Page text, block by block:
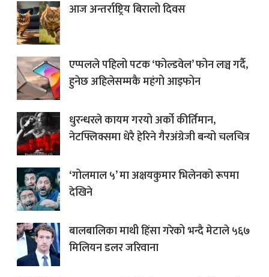
आज अन्तर्राष्ट्रिय बिरालो दिवस
एप्पलले पहिलो पटक ‘फोल्डवेल’ फोन लञ्च गर्दै,
हुनेछ अहिलेसम्मकै महंगो आइफोन
धुरन्धरले कायम गरयो अर्को कीर्तिमान,
नेटफ्लिक्समा धेरै हेरिने गैरअंग्रेजी बन्यो चलचित्र
‘गोलमाल ५’ मा अक्षयकुमार भिलेनको रूपमा
देखिने
बालबालिका माथी हिंसा गरेको भन्दै मेटाले ५६७
मिलियन डलर जरिवाना